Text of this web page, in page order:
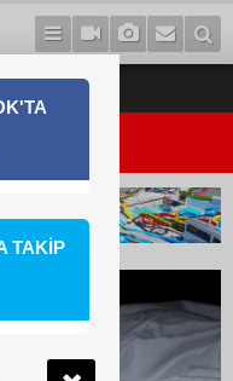
cinayet
TAKİP